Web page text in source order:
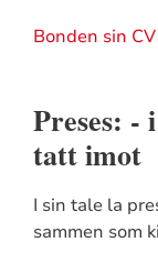
Bonden sin
Preses: -
tatt imot
I sin tale la
sammen som